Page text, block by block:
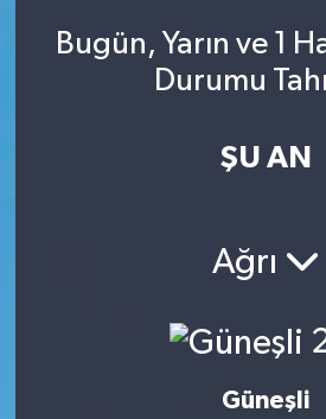
Bugün, Yarın ve 1
Durumu
ŞU AN
Ağrı
Güneşli